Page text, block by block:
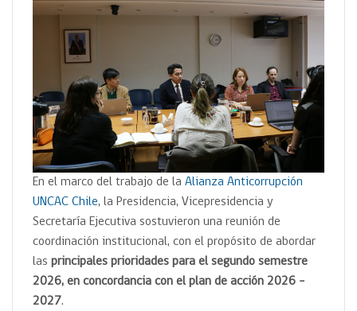
En el marco del trabajo de la Alianza Anticorrupción
UNCAC Chile, la Presidencia, Vicepresidencia y
Secretaría Ejecutiva sostuvieron una reunión de
coordinación institucional, con el propósito de abordar
las principales prioridades para el segundo semestre
2026, en concordancia con el plan de acción 2026 –
2027.